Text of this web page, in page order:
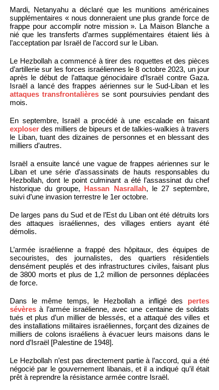
Mardi, Netanyahu a déclaré que les munitions américaines
supplémentaires « nous donneraient une plus grande force de
frappe pour accomplir notre mission ». La Maison Blanche a
nié que les transferts d’armes supplémentaires étaient liés à
l’acceptation par Israël de l’accord sur le Liban.
Le Hezbollah a commencé à tirer des roquettes et des pièces
d’artillerie sur les forces israéliennes le 8 octobre 2023, un jour
après le début de l’attaque génocidaire d’Israël contre Gaza.
Israël a lancé des frappes aériennes sur le Sud-Liban et les
attaques transfrontalières se sont poursuivies pendant des
mois.
En septembre, Israël a procédé à une escalade en faisant
exploser des milliers de bipeurs et de talkies-walkies à travers
le Liban, tuant des dizaines de personnes et en blessant des
milliers d’autres.
Israël a ensuite lancé une vague de frappes aériennes sur le
Liban et une série d’assassinats de hauts responsables du
Hezbollah, dont le point culminant a été l’assassinat du chef
historique du groupe, Hassan Nasrallah, le 27 septembre,
suivi d’une invasion terrestre le 1er octobre.
De larges pans du Sud et de l’Est du Liban ont été détruits lors
des attaques israéliennes, des villages entiers ayant été
démolis.
L’armée israélienne a frappé des hôpitaux, des équipes de
secouristes, des journalistes, des quartiers résidentiels
densément peuplés et des infrastructures civiles, faisant plus
de 3800 morts et plus de 1,2 million de personnes déplacées
de force.
Dans le même temps, le Hezbollah a infligé des pertes
sévères à l’armée israélienne, avec une centaine de soldats
tués et plus d’un millier de blessés, et a attaqué des villes et
des installations militaires israéliennes, forçant des dizaines de
milliers de colons israéliens à évacuer leurs maisons dans le
nord d’Israël [Palestine de 1948].
Le Hezbollah n’est pas directement partie à l’accord, qui a été
négocié par le gouvernement libanais, et il a indiqué qu’il était
prêt à reprendre la résistance armée contre Israël.